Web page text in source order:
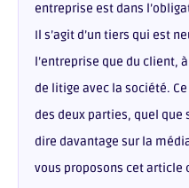
entreprise est dans
Il s’agit d’un tiers qui est
l’entreprise que du client,
de litige avec la société.
des deux parties, quel que
dire davantage sur la
vous proposons cet article